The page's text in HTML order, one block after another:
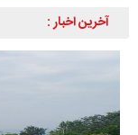
آخرین اخبار :
د
س
۱